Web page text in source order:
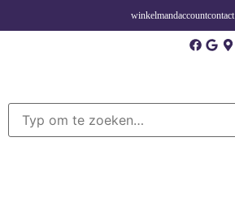
winkelmandaccountcontact